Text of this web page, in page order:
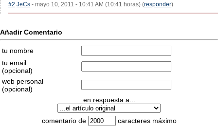
#2 JeCs - mayo 10, 2011 - 10:41 AM (10:41 horas) (responder)
Añadir Comentario
tu nombre
tu email
(opcional)
web personal
(opcional)
en respuesta a...
comentario de caracteres máximo